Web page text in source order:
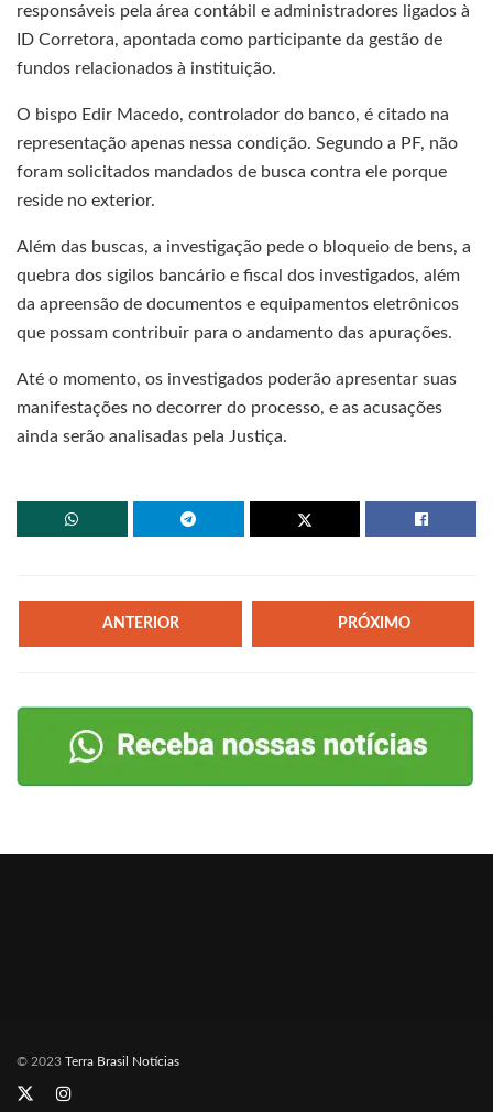
responsáveis pela área contábil e administradores ligados à
ID Corretora, apontada como participante da gestão de
fundos relacionados à instituição.
O bispo Edir Macedo, controlador do banco, é citado na
representação apenas nessa condição. Segundo a PF, não
foram solicitados mandados de busca contra ele porque
reside no exterior.
Além das buscas, a investigação pede o bloqueio de bens, a
quebra dos sigilos bancário e fiscal dos investigados, além
da apreensão de documentos e equipamentos eletrônicos
que possam contribuir para o andamento das apurações.
Até o momento, os investigados poderão apresentar suas
manifestações no decorrer do processo, e as acusações
ainda serão analisadas pela Justiça.
ANTERIOR PRÓXIMO
© 2023 Terra Brasil Notícias